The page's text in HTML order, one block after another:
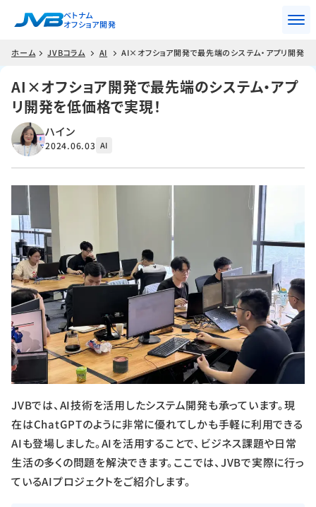
ベトナム
オフショア開発
ホーム JVBコラム AI AI×オフショア開発で最先端のシステム・アプリ開発を
AI×オフショア開発で最先端のシステム・アプ
リ開発を低価格で実現！
ハイン
2024.06.03 AI
JVBでは、AI技術を活用したシステム開発も承っています。現
在はChatGPTのように非常に優れてしかも手軽に利用できる
AIも登場しました。AIを活用することで、ビジネス課題や日常
生活の多くの問題を解決できます。ここでは、JVBで実際に行っ
ているAIプロジェクトをご紹介します。